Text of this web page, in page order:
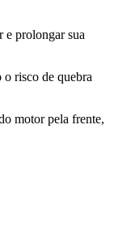
e prolongar sua
o risco de quebra
motor pela frente,